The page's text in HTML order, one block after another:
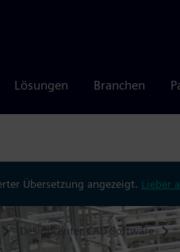
Lösungen Branchen
Übersetzung angezeigt. Lieber
Designcenter CAD-Software